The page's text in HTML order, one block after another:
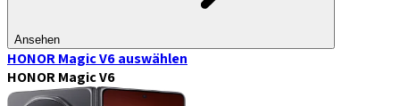
Ansehen
HONOR Magic V6auswählen
HONOR Magic V6